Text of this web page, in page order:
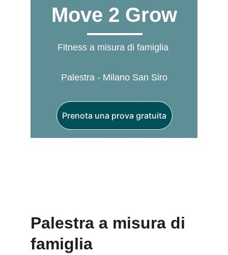
Move 2 Grow
Fitness a misura di famiglia
Palestra - Milano San Siro
Prenota una prova gratuita
Palestra a misura di
famiglia